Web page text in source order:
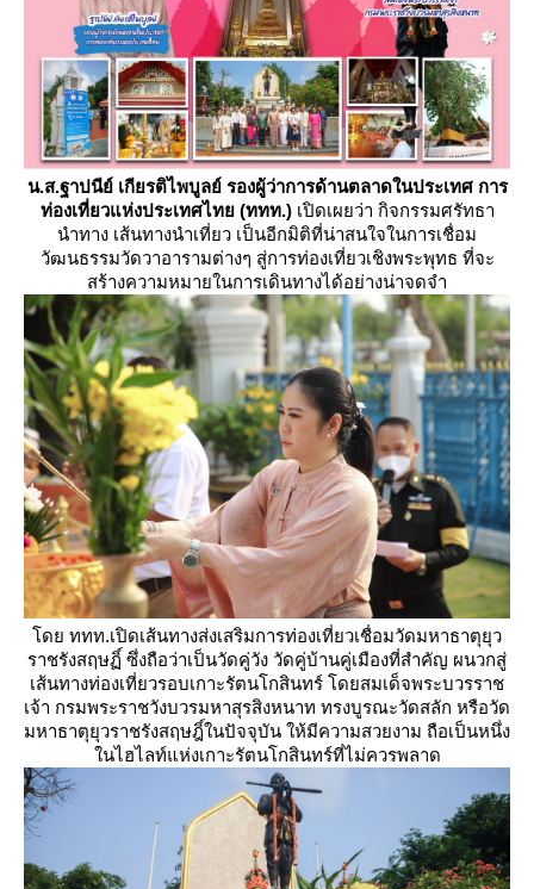
น.ส.ฐาปนีย์ เกียรติไพบูลย์ รองผู้ว่าการด้านตลาดในประเทศ การ
ท่องเที่ยวแห่งประเทศไทย (ททท.)เปิดเผยว่า กิจกรรมศรัทธา
นำทาง เส้นทางนำเที่ยว เป็นอีกมิติที่น่าสนใจในการเชื่อม
วัฒนธรรมวัดวาอารามต่างๆ สู่การท่องเที่ยวเชิงพระพุทธ ที่จะ
สร้างความหมายในการเดินทางได้อย่างน่าจดจำ
ดย ททท.เปิดเส้นทางส่งเสริมการท่องเที่ยวเชื่อมวัดมหาธาตุยุว
ราชรังสฤษฏิ์ ซึ่งถือว่าเป็นวัดคู่วัง วัดคู่บ้านคู่เมืองที่สำคัญ ผนวกสู่
เส้นทางท่องเที่ยวรอบเกาะรัตนโกสินทร์ โดยสมเด็จพระบวรราช
เจ้า กรมพระราชวังบวรมหาสุรสิงหนาท ทรงบูรณะวัดสลัก หรือวัด
มหาธาตุยุวราชรังสฤษฎิ์ในปัจจุบัน ให้มีความสวยงาม ถือเป็นหนึ่ง
นไฮไลท์แห่งเกาะรัตนโกสินทร์ที่ไม่ควรพลาด